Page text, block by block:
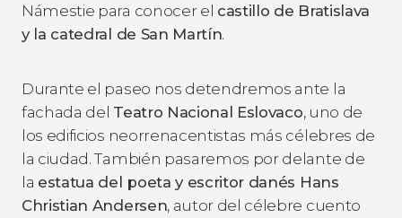
Námestie para conocer el castillo de Bratislava
y la catedral de San Martín.
Durante el paseo nos detendremos ante la
fachada del Teatro Nacional Eslovaco, uno de
los edificios neorrenacentistas más célebres de
la ciudad. También pasaremos por delante de
la estatua del poeta y escritor danés Hans
Christian Andersen, autor del célebre cuento